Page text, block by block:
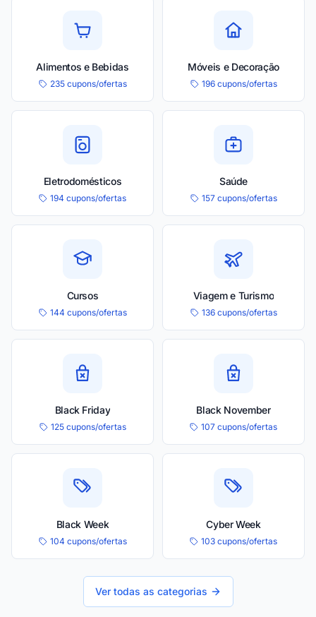
Alimentos e Bebidas
235 cupons/ofertas
Móveis e Decoração
196 cupons/ofertas
Eletrodomésticos
194 cupons/ofertas
Saúde
157 cupons/ofertas
Cursos
144 cupons/ofertas
Viagem e Turismo
136 cupons/ofertas
Black Friday
125 cupons/ofertas
Black November
107 cupons/ofertas
Black Week
104 cupons/ofertas
Cyber Week
103 cupons/ofertas
Ver todas as categorias